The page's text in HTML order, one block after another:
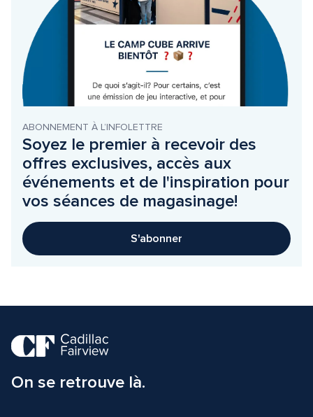
ABONNEMENT À L’INFOLETTRE
Soyez le premier à recevoir des
offres exclusives, accès aux
événements et de l'inspiration pour
vos séances de magasinage!
S'abonner
On se retrouve là.